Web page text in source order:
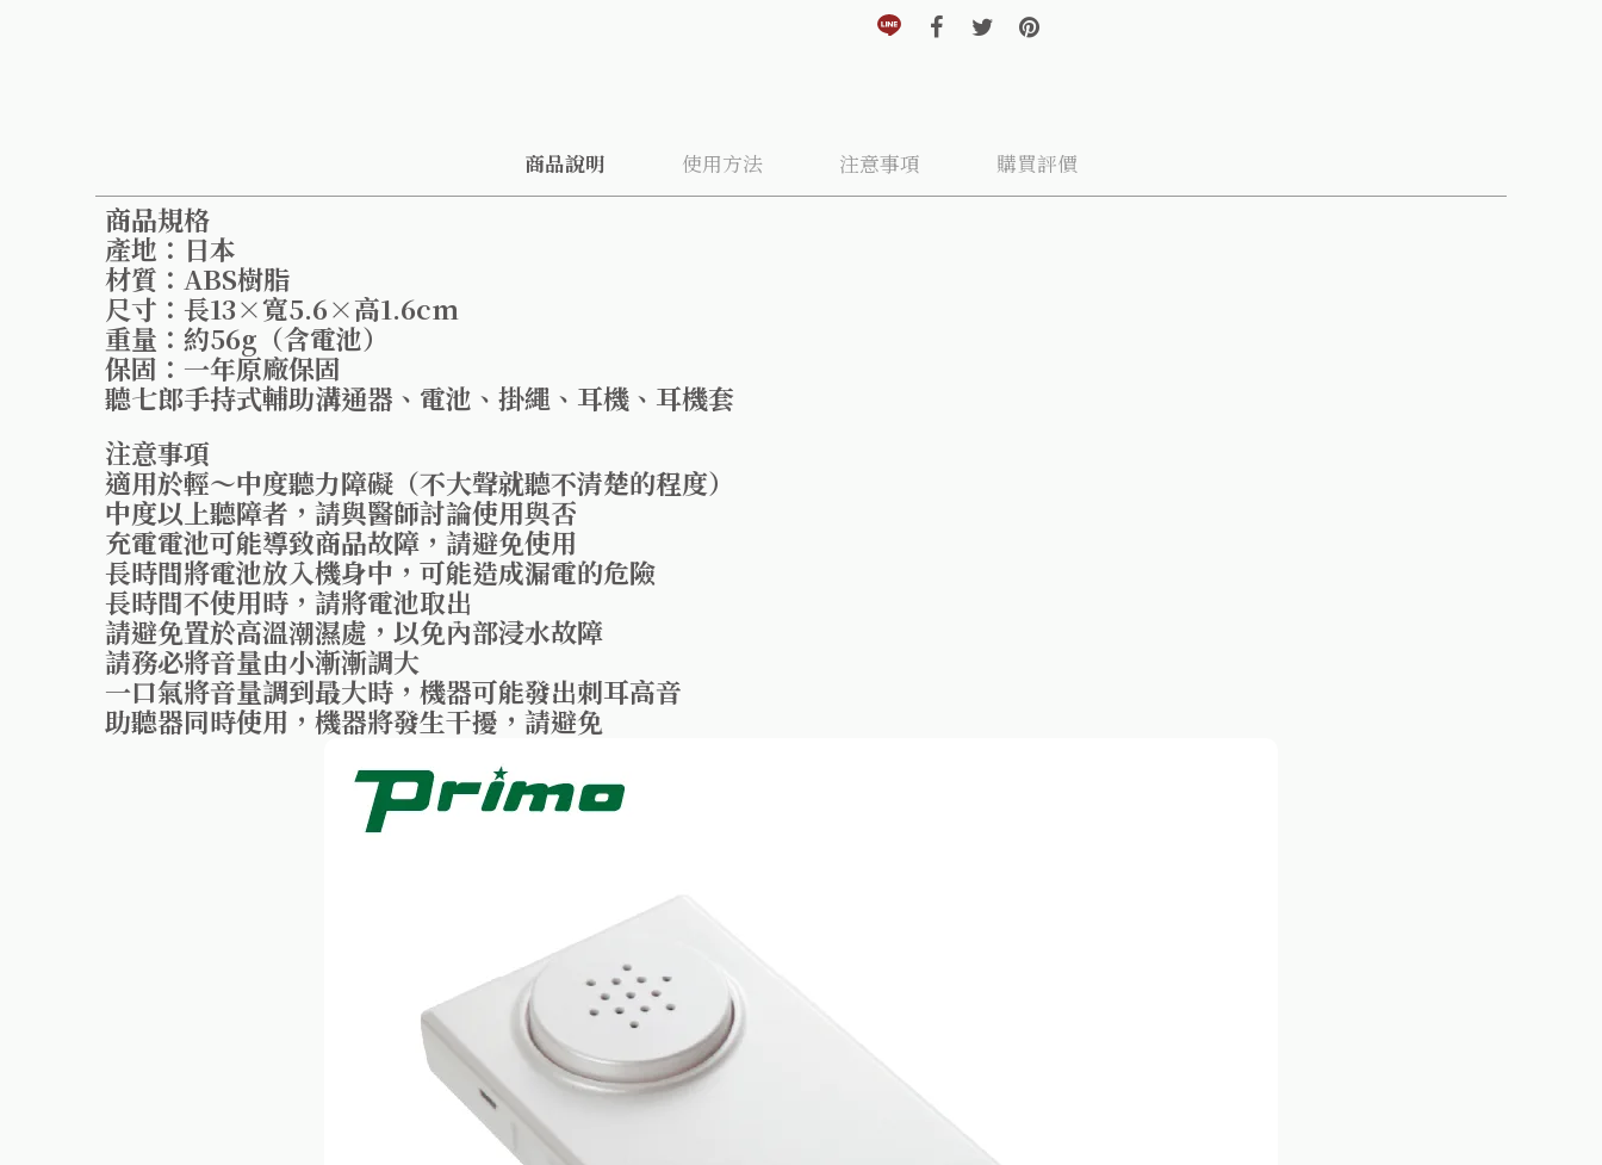
分享到line(另開視窗)
分享到facebook(另開視窗)
分享到twitter(另開視窗)
分享到pinterest(另開視窗)
商品說明 使用方法 注意事項 購買評價
商品規格
產地：日本
材質：ABS樹脂
尺寸：長13×寬5.6×高1.6cm
重量：約56g（含電池）
保固：一年原廠保固
聽七郎手持式輔助溝通器、電池、掛繩、耳機、耳機套
注意事項
適用於輕～中度聽力障礙（不大聲就聽不清楚的程度）
中度以上聽障者，請與醫師討論使用與否
充電電池可能導致商品故障，請避免使用
長時間將電池放入機身中，可能造成漏電的危險
長時間不使用時，請將電池取出
請避免置於高溫潮濕處，以免內部浸水故障
請務必將音量由小漸漸調大
一口氣將音量調到最大時，機器可能發出刺耳高音
助聽器同時使用，機器將發生干擾，請避免